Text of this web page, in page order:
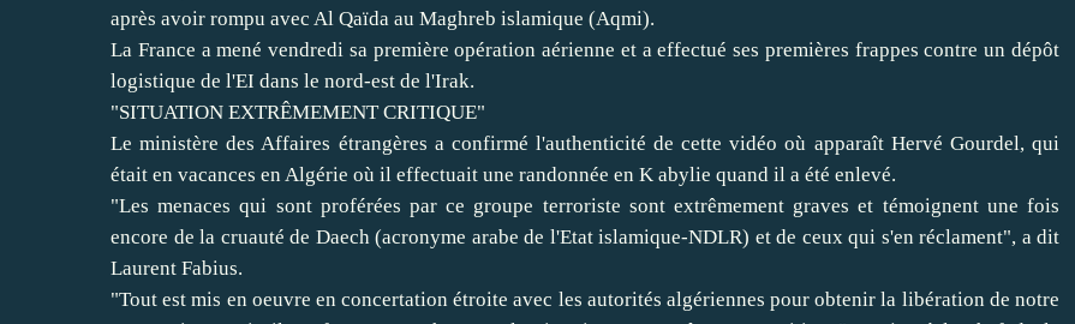
après avoir rompu avec Al Qaïda au Maghreb islamique (Aqmi).
La France a mené vendredi sa première opération aérienne et a effectué ses premières frappes contre un dépôt
logistique de l'EI dans le nord-est de l'Irak.
"SITUATION EXTRÊMEMENT CRITIQUE"
Le ministère des Affaires étrangères a confirmé l'authenticité de cette vidéo où apparaît Hervé Gourdel, qui
était en vacances en Algérie où il effectuait une randonnée en K abylie quand il a été enlevé.
"Les menaces qui sont proférées par ce groupe terroriste sont extrêmement graves et témoignent une fois
encore de la cruauté de Daech (acronyme arabe de l'Etat islamique-NDLR) et de ceux qui s'en réclament", a dit
Laurent Fabius.
"Tout est mis en oeuvre en concertation étroite avec les autorités algériennes pour obtenir la libération de notre